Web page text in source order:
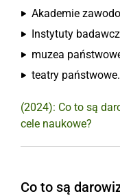
Akademie
Instytuty
muzea
teatry państwowe.
(2024): Co to są
cele naukowe?
Co to są